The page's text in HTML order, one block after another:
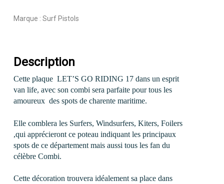
Marque : Surf Pistols
Description
Cette plaque LET’S GO RIDING 17 dans un esprit
van life, avec son combi sera parfaite pour tous les
amoureux des spots de charente maritime.
Elle comblera les Surfers, Windsurfers, Kiters, Foilers
,qui apprécieront ce poteau indiquant les principaux
spots de ce département mais aussi tous les fan du
célèbre Combi.
Cette décoration trouvera idéalement sa place dans